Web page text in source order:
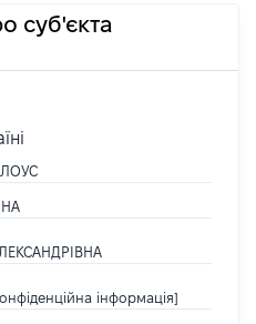
суб'єкта
інформація]